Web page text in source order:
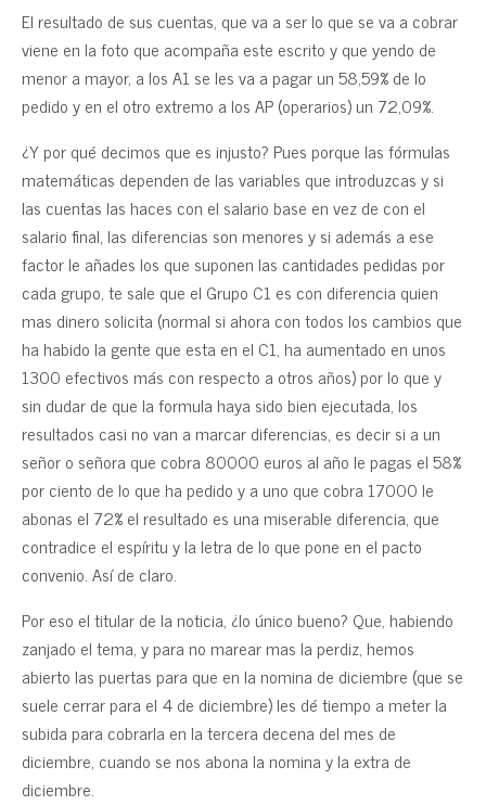
El resultado de sus cuentas, que va a ser lo que se va a cobrar
viene en la foto que acompaña este escrito y que yendo de
menor a mayor, a los A1 se les va a pagar un 58,59% de lo
pedido y en el otro extremo a los AP (operarios) un 72,09%.
¿Y por qué decimos que es injusto? Pues porque las fórmulas
matemáticas dependen de las variables que introduzcas y si
las cuentas las haces con el salario base en vez de con el
salario final, las diferencias son menores y si además a ese
factor le añades los que suponen las cantidades pedidas por
cada grupo, te sale que el Grupo C1 es con diferencia quien
mas dinero solicita (normal si ahora con todos los cambios que
ha habido la gente que esta en el C1, ha aumentado en unos
1300 efectivos más con respecto a otros años) por lo que y
sin dudar de que la formula haya sido bien ejecutada, los
resultados casi no van a marcar diferencias, es decir si a un
señor o señora que cobra 80000 euros al año le pagas el 58%
por ciento de lo que ha pedido y a uno que cobra 17000 le
abonas el 72% el resultado es una miserable diferencia, que
contradice el espíritu y la letra de lo que pone en el pacto
convenio. Así de claro.
Por eso el titular de la noticia, ¿lo único bueno? Que, habiendo
zanjado el tema, y para no marear mas la perdiz, hemos
abierto las puertas para que en la nomina de diciembre (que se
suele cerrar para el 4 de diciembre) les dé tiempo a meter la
subida para cobrarla en la tercera decena del mes de
diciembre, cuando se nos abona la nomina y la extra de
diciembre.